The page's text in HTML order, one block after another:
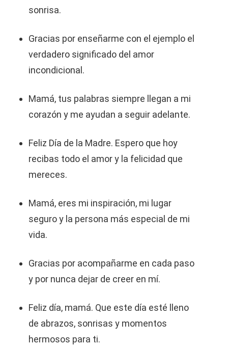
sonrisa.
Gracias por enseñarme con el ejemplo el
verdadero significado del amor
incondicional.
Mamá, tus palabras siempre llegan a mi
corazón y me ayudan a seguir adelante.
Feliz Día de la Madre. Espero que hoy
recibas todo el amor y la felicidad que
mereces.
Mamá, eres mi inspiración, mi lugar
seguro y la persona más especial de mi
vida.
Gracias por acompañarme en cada paso
y por nunca dejar de creer en mí.
Feliz día, mamá. Que este día esté lleno
de abrazos, sonrisas y momentos
hermosos para ti.